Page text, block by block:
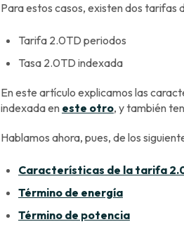
Para estos casos, existen dos tarifas
Tarifa 2.0TD periodos
Tasa 2.0TD indexada
En este artículo explicamos las
indexada en este otro, y también
Hablamos ahora, pues, de los
Características de la tarifa
Término de energía
Término de potencia